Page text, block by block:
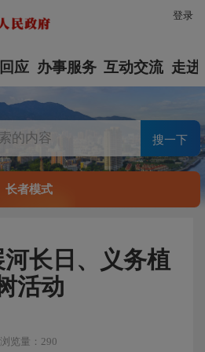
登录
应 办事服务 互动交流 走进
搜一下
长者模式
长日、义务植
活动
浏览量：290